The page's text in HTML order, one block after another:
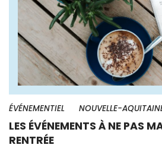
ÉVÉNEMENTIEL NOUVELLE-
LES ÉVÉNEMENTS À NE PAS
RENTRÉE